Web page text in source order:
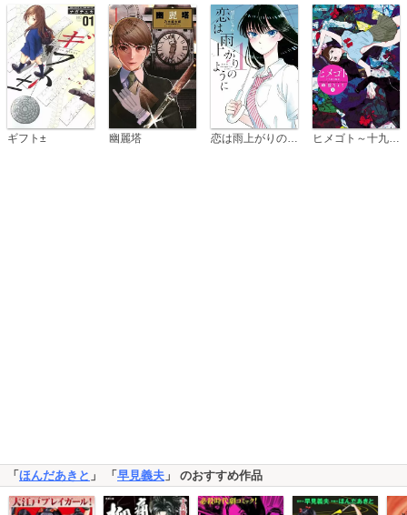
ギフト± 幽麗塔
「ほんだあきと 」 「早見義夫 」 のおすすめ作品